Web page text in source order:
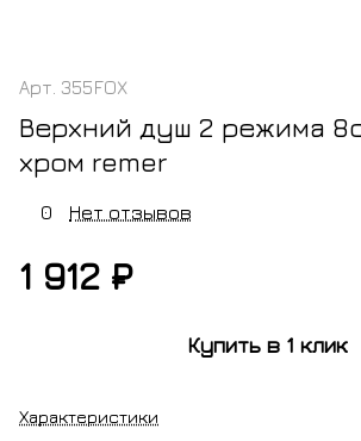
Арт. 355FOX
Верхний душ 2 режима
хром remer
0 Нет отзывов
1 912 ₽
Купить в 1 клик
Характеристики